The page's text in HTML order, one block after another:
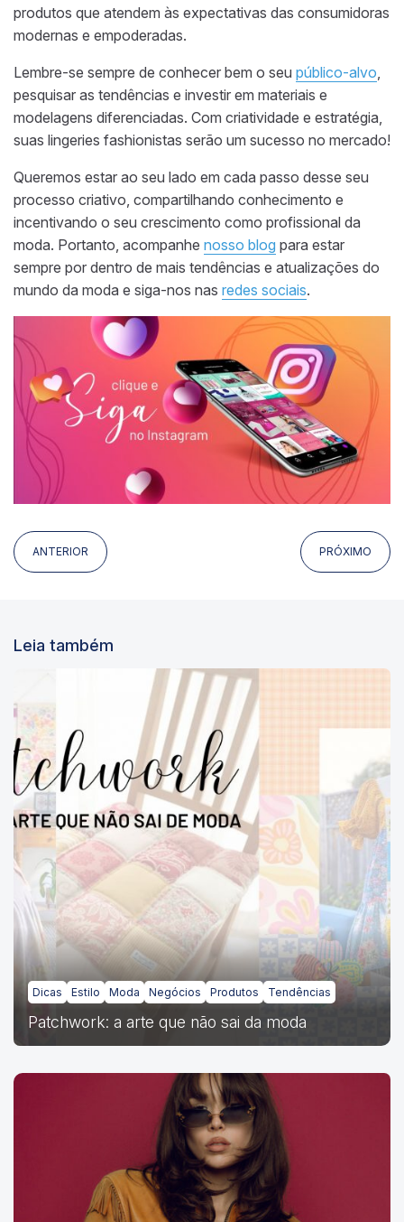
produtos que atendem às expectativas das consumidoras
modernas e empoderadas.
Lembre-se sempre de conhecer bem o seu público-alvo
pesquisar as tendências e investir em materiais e
modelagens diferenciadas. Com criatividade e estratégia,
suas lingeries fashionistas serão um sucesso no mercado!
Queremos estar ao seu lado em cada passo desse seu
processo criativo, compartilhando conhecimento e
incentivando o seu crescimento como profissional da
moda. Portanto, acompanhe nosso blog para estar
sempre por dentro de mais tendências e atualizações do
mundo da moda e siga-nos nas redes sociais.
ANTERIOR PRÓXIMO
Leia também
Dicas Estilo Moda Negócios Produtos Tendências
Patchwork: a arte que não sai da moda